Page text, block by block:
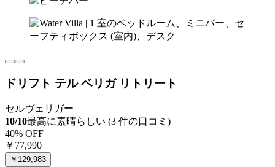
ドリフト テル ベリガ リトリート
セルヴェリガー
10/10最高に素晴らしい (3 件の口コミ)
40% OFF
￥77,990
￥129,983